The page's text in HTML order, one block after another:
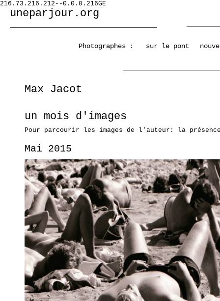
216.73.216.212--0.0.0.216GE
uneparjour.org
Photographes : sur le pont
Max Jacot
un mois d'images
Pour parcourir les images de l'auteur: la
Mai 2015